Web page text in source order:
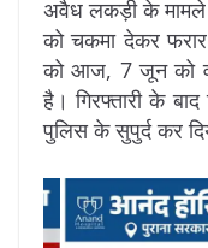
अवैध लकड़ी के मामले
को चकमा देकर
को आज, 7 जून को वन
है। गिरफ्तारी के
पुलिस के सुपुर्द कर